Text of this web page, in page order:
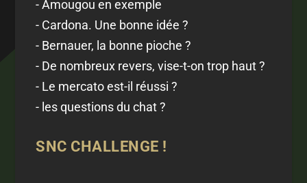
- Amougou en exemple
- Cardona. Une bonne idée ?
- Bernauer, la bonne pioche ?
- De nombreux revers, vise-t-on trop haut ?
- Le mercato est-il réussi ?
- les questions du chat ?
SNC CHALLENGE !